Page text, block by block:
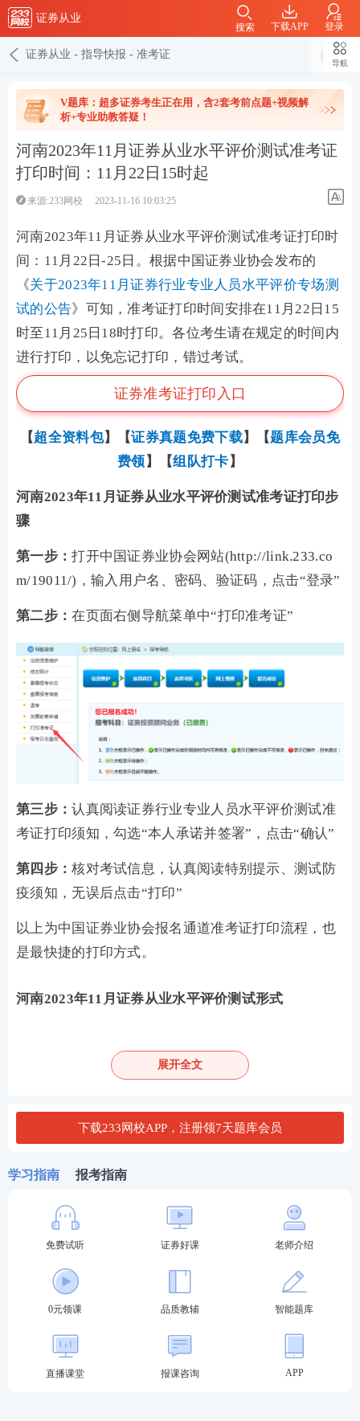
证券从业
下载APP 登录
搜索
证券从业 - 指导快报 - 准考证
导航
V题库：超多证券考生正在用，含2套考前点题+视频解
析+专业助教答疑！
河南2023年11月证券从业水平评价测试准考证
打印时间：11月22日15时起
来源:233网校 2023-11-16 10:03:25
河南2023年11月证券从业水平评价测试准考证打印时
间： 11月22日-25日 。 根据中国证券业协会发布的
《关于2023年11月证券行业专业人员水平评价专场测
试的公告》可知，准考证打印时间安排在11月22日15
时至11月25日18时打印。各位考生请在规定的时间内
进行打印，以免忘记打印，错过考试。
证券准考证打印入口
【超全资料包】【证券真题免费下载】 【题库会员免
费领 】【组队打卡 】
河南2023年11月证券从业水平评价测试准考证打印步
骤
第一步：打开中国证券业协会网站(http://link.233.co
m/19011/)，输入用户名、密码、验证码，点击“登录”
第二步：在页面右侧导航菜单中“打印准考证”
第三步：认真阅读证券行业专业人员水平评价测试准
考证打印须知，勾选“本人承诺并签署”，点击“确认”
第四步：核对考试信息，认真阅读特别提示、测试防
疫须知，无误后点击“打印”
以上为中国证券业协会报名通道准考证打印流程，也
是最快捷的打印方式。
河南2023年11月证券从业水平评价测试形式
题、多选题、判断题、综合题,测试题量均为120题，
试卷正确率达到60%以上，即为该科目达到基本要
测试时间均为120分钟。
河南2023年11月证券从业水平评价测试场次安排
第1场 9:30-11:30
《金融市场基础知
识》
《证券市场基本
法规》
《证券公司高级管理
法规》
展开全文
下载233网校APP，注册领7天题库会员
学习指南 报考指南
免费试听 证券好课 老师介绍
0元领课 品质教辅 智能题库
直播课堂 报课咨询 APP